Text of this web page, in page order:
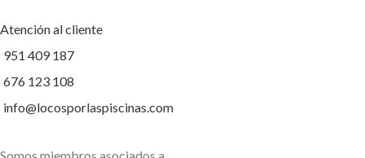
Atención al cliente
951 409 187
676 123 108
info@locosporlaspiscinas.com